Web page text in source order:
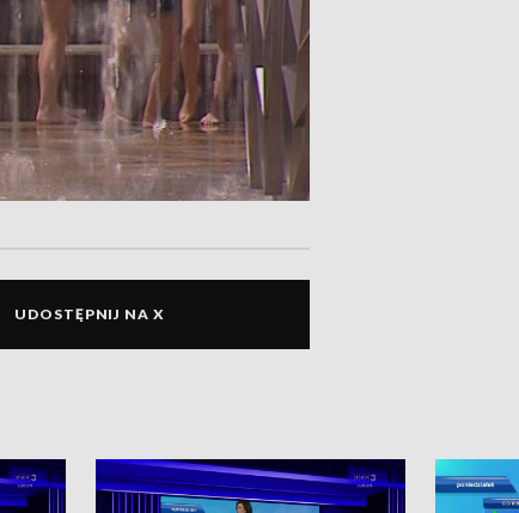
UDOSTĘPNIJ NA X